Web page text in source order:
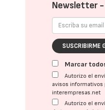
Newsletter -
SUSCRIBIRME
Marcar
Autorizo el
avisos informativos
interempresas.net
Autorizo el